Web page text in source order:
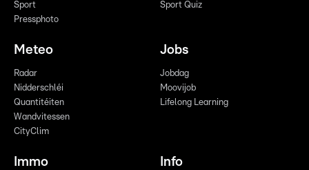
Sport
Pressphoto
Sport Quiz
Meteo
Radar
Nidderschléi
Quantitéiten
Wandvitessen
CityClim
Jobs
Jobdag
Moovijob
Lifelong Learning
Immo Info